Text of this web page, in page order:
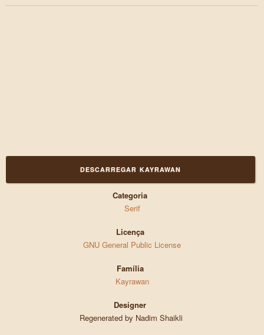
DESCARREGAR KAYRAWAN
Categoria
Serif
Licença
GNU General Public License
Família
Kayrawan
Designer
Regenerated by Nadim Shaikli